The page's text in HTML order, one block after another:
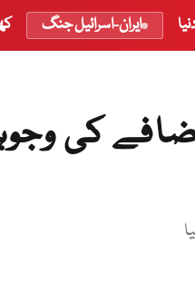
ایران-اسرائیل جنگ
کی